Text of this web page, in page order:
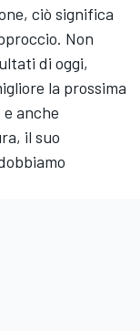
ciò significa
Non
di oggi,
la prossima
anche
il suo